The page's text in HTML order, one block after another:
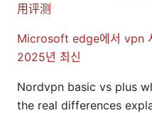
用评测
Microsoft edge에서 vpn
2025년 최신
Nordvpn basic vs plus
the real differences